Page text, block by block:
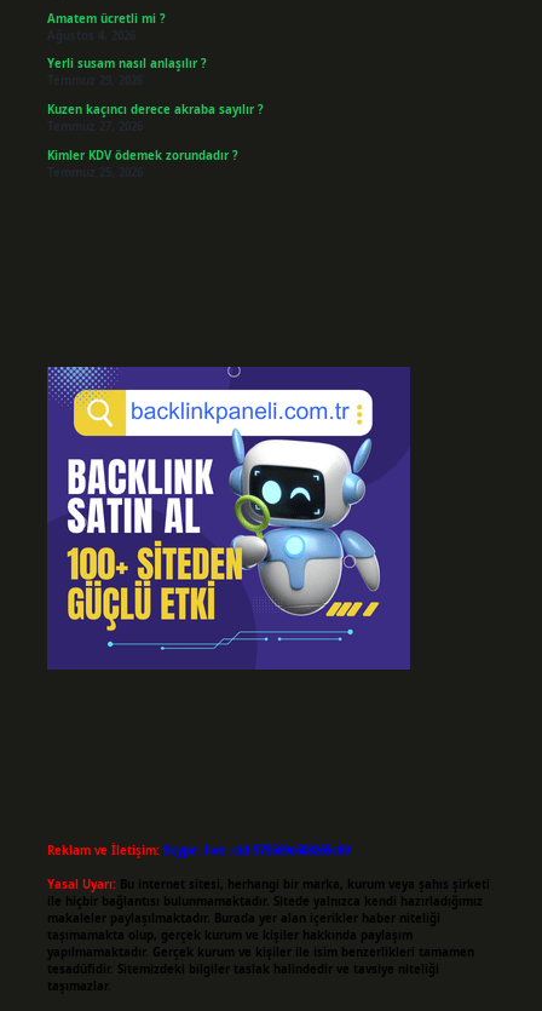
Amatem ücretli mi ?
Ağustos 4, 2026
Yerli susam nasıl anlaşılır ?
Temmuz 29, 2026
Kuzen kaçıncı derece akraba sayılır ?
Temmuz 27, 2026
Kimler KDV ödemek zorundadır ?
Temmuz 25, 2026
Reklam ve İletişim: Skype: live:.cid.575569c608265c69
Yasal Uyarı: Bu internet sitesi, herhangi bir marka, kurum veya şahıs şirketi
ile hiçbir bağlantısı bulunmamaktadır. Sitede yalnızca kendi hazırladığımız
makaleler paylaşılmaktadır. Burada yer alan içerikler haber niteliği
taşımamakta olup, gerçek kurum ve kişiler hakkında paylaşım
yapılmamaktadır. Gerçek kurum ve kişiler ile isim benzerlikleri tamamen
tesadüfidir. Sitemizdeki bilgiler taslak halindedir ve tavsiye niteliği
taşımazlar.